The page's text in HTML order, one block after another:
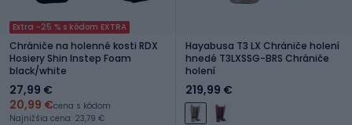
Extra -25 % s kódom EXTRA
Chrániče na holenné kosti RDX
Hosiery Shin Instep Foam
black/white
27,99 €
20,99 €cena s kódom
Najnižšia cena: 23,79 €
Hayabusa T3 LX Chrániče holení
hnedé T3LXSSG-BRS Chrániče
holení
219,99 €